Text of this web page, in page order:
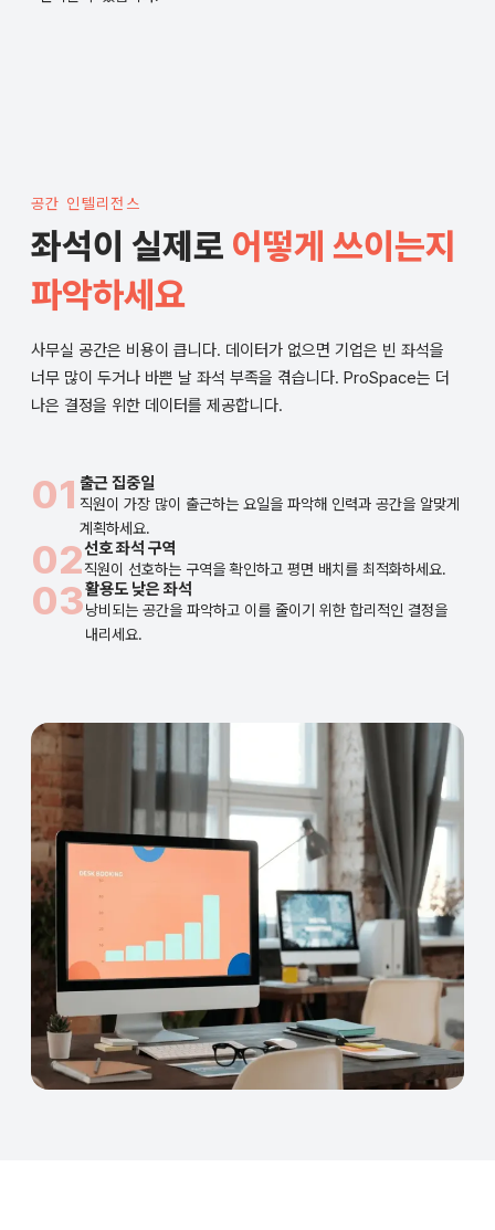
공간 인텔리전스
좌석이 실제로 어떻게 쓰이는지
파악하세요
사무실 공간은 비용이 큽니다. 데이터가 없으면 기업은 빈 좌석을
너무 많이 두거나 바쁜 날 좌석 부족을 겪습니다. ProSpace는 더
나은 결정을 위한 데이터를 제공합니다.
01 출근 집중일
직원이 가장 많이 출근하는 요일을 파악해 인력과 공간을 알맞게
계획하세요.
02선호 좌석 구역
직원이 선호하는 구역을 확인하고 평면 배치를 최적화하세요.
03활용도 낮은 좌석
낭비되는 공간을 파악하고 이를 줄이기 위한 합리적인 결정을
내리세요.